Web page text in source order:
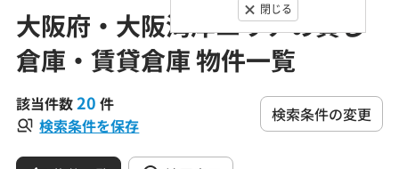
閉じる
大阪府・大阪湾岸エリアの貸し
倉庫・賃貸倉庫 物件一覧
該当件数20 件
検索条件を保存
検索条件の変更